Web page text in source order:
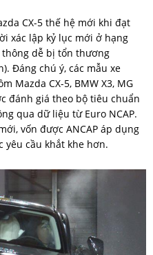
CX-5 thế hệ mới khi đạt
xác lập kỷ lục mới ở hạng
dễ bị tổn thương
Đáng chú ý, các mẫu xe
Mazda CX-5, BMW X3, MG
đánh giá theo bộ tiêu chuẩn
qua dữ liệu từ Euro NCAP.
vốn được ANCAP áp dụng
yêu cầu khắt khe hơn.